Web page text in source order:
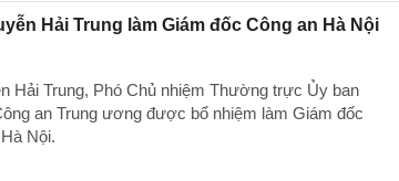
Hải Trung làm Giám đốc Công an Hà Nội
Hải Trung, Phó Chủ nhiệm Thường trực Ủy ban
an Trung ương được bổ nhiệm làm Giám đốc
Nội.